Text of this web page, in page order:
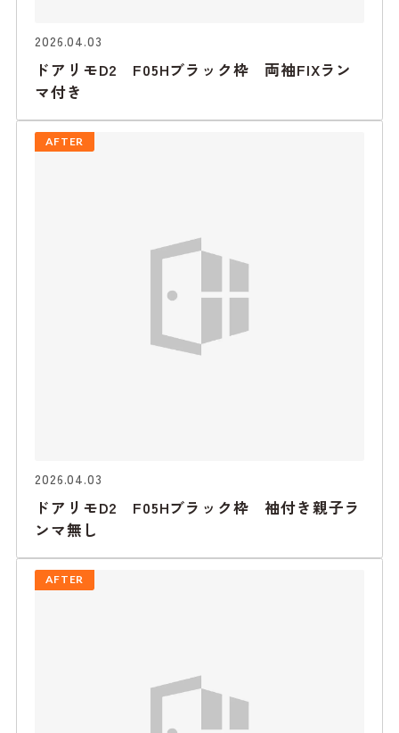
2026.04.03
ドアリモD2 F05Hブラック枠 両袖FIXラン
マ付き
AFTER
2026.04.03
ドアリモD2 F05Hブラック枠 袖付き親子ラ
ンマ無し
AFTER